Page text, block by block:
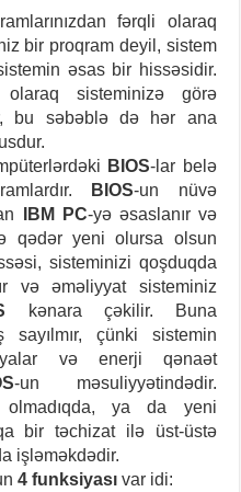
fərqli olaraq
bir proqram deyil, sistem
əsas bir hissəsidir.
sisteminizə görə
bu səbəblə də hər ana
BIOS-lar belə
BIOS-un nüvə
IBM PC-yə əsaslanır və
qədər yeni olursa olsun
sisteminizi qoşduqda
və əməliyyat sisteminiz
kənara çəkilir. Buna
sayılmır, çünki sistemin
və enerji qənaət
-un məsuliyyətindədir.
ya da yeni
bir təchizat ilə üst-üstə
işləməkdədir.
4 funksiyası var idi: